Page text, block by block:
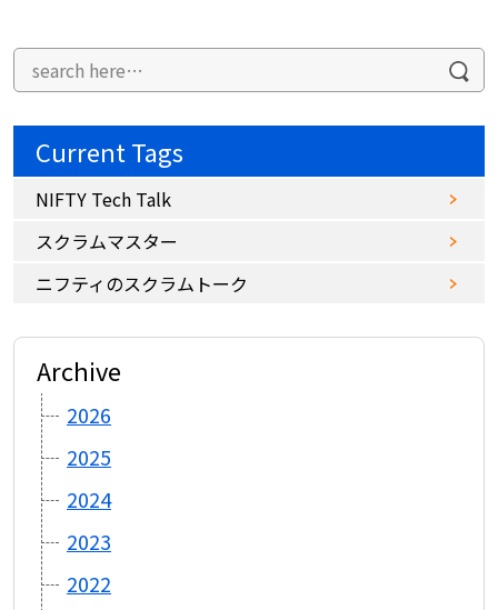
Current Tags
NIFTY Tech Talk
スクラムマスター
ニフティのスクラムトーク
Archive
2026
2025
2024
2023
2022